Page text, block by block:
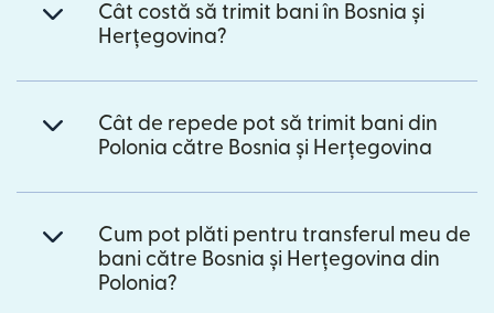
Cât costă să trimit bani în Bosnia și
Herțegovina?
Cât de repede pot să trimit bani din
Polonia către Bosnia și Herțegovina
Cum pot plăti pentru transferul meu de
bani către Bosnia și Herțegovina din
Polonia?